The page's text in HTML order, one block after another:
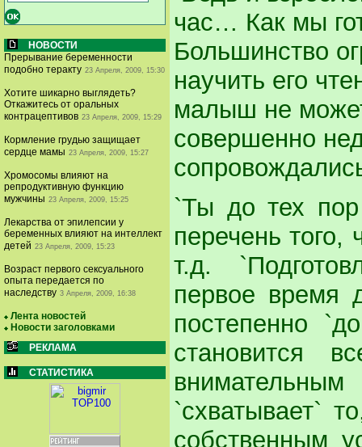
НОВОСТИ
Прерывание беременности
подобно теракту 23 Апреля, 2009, 15:30
Хотите шикарно выглядеть?
Откажитесь от оральных
контрацептивов 23 Апреля, 2009, 15:29
Кормление грудью защищает
сердце мамы 23 Апреля, 2009, 15:27
Хромосомы влияют на
репродуктивную функцию
мужчины 23 Апреля, 2009, 15:25
Лекарства от эпилепсии у
беременных влияют на интеллект
детей 23 Апреля, 2009, 15:23
Возраст первого сексуального
опыта передается по
наследству 3 Апреля, 2009, 16:38
Лента новостей
Новости заголовками
РЕКЛАМА
СТАТИСТИКА
час… Как мы
Большинство
научить его
малыш не
совершенно
`Ты до тех
перечень того,
т.д.
первое время
постепенно
становится
`схватывает`
собственным